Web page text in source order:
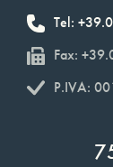
Tel:
Fax:
P.IVA: